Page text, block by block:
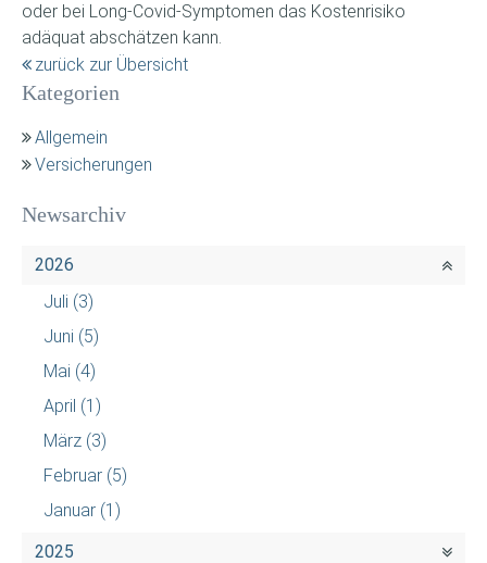
oder bei Long-Covid-Symptomen das Kostenrisiko
adäquat abschätzen kann.
zurück zur Übersicht
Kategorien
Allgemein
Versicherungen
Newsarchiv
2026
Juli (3)
Juni (5)
Mai (4)
April (1)
März (3)
Februar (5)
Januar (1)
2025